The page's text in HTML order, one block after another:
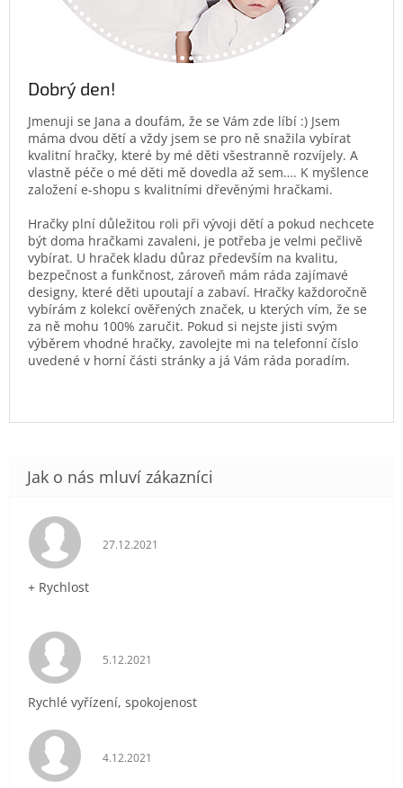
Dobrý den!
Jmenuji se Jana a doufám, že se Vám zde líbí :) Jsem
máma dvou dětí a vždy jsem se pro ně snažila vybírat
kvalitní hračky, které by mé děti všestranně rozvíjely. A
vlastně péče o mé děti mě dovedla až sem…. K myšlence
založení e-shopu s kvalitními dřevěnými hračkami.
Hračky plní důležitou roli při vývoji dětí a pokud nechcete
být doma hračkami zavaleni, je potřeba je velmi pečlivě
vybírat. U hraček kladu důraz především na kvalitu,
bezpečnost a funkčnost, zároveň mám ráda zajímavé
designy, které děti upoutají a zabaví. Hračky každoročně
vybírám z kolekcí ověřených značek, u kterých vím, že se
za ně mohu 100% zaručit. Pokud si nejste jisti svým
výběrem vhodné hračky, zavolejte mi na telefonní číslo
uvedené v horní části stránky a já Vám ráda poradím.
Hodnocení obchodu je 5 z 5 hvězdiček.
27.12.2021
+ Rychlost
Hodnocení obchodu je 5 z 5 hvězdiček.
5.12.2021
Rychlé vyřízení, spokojenost
Hodnocení obchodu je 5 z 5 hvězdiček.
4.12.2021